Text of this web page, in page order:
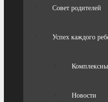
Совет родителей
Успех каждого
Новости